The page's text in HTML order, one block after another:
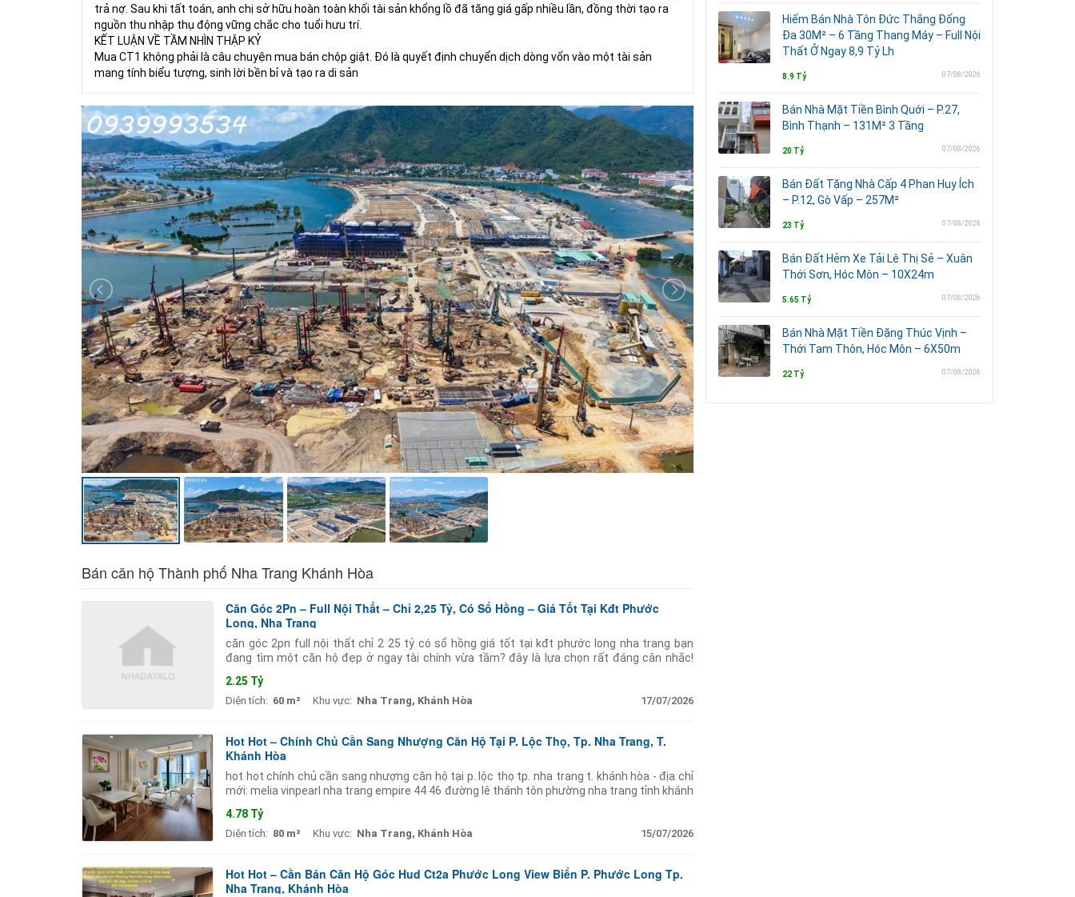
trả nợ. Sau khi tất toán, anh chị sở hữu hoàn toàn khối tài sản khổng lồ đã tăng giá gấp nhiều lần, đồng thời tạo ra
nguồn thu nhập thụ động vững chắc cho tuổi hưu trí.
KẾT LUẬN VỀ TẦM NHÌN THẬP KỶ
Mua CT1 không phải là câu chuyện mua bán chộp giật. Đó là quyết định chuyển dịch dòng vốn vào một tài sản
mang tính biểu tượng, sinh lời bền bỉ và tạo ra di sản
Bán căn hộ Thành phố Nha Trang Khánh Hòa
Căn Góc 2Pn – Full Nội Thất – Chỉ 2,25 Tỷ, Có Sổ Hồng – Giá Tốt Tại Kđt Phước
Long, Nha Trang
căn góc 2pn full nội thất chỉ 2 25 tỷ có sổ hồng giá tốt tại kđt phước long nha trang bạn
đang tìm một căn hộ đẹp ở ngay tài chính vừa tầm? đây là lựa chọn rất đáng cân nhắc!
2.25 Tỷ
Diện tích: 60 m² Khu vực: Nha Trang, Khánh Hòa 17/07/2026
Hot Hot – Chính Chủ Cần Sang Nhượng Căn Hộ Tại P. Lộc Thọ, Tp. Nha Trang, T.
Khánh Hòa
hot hot chính chủ cần sang nhượng căn hộ tại p. lộc thọ tp. nha trang t. khánh hòa - địa chỉ
mới: melia vinpearl nha trang empire 44 46 đường lê thánh tôn phường nha trang tỉnh khánh
4.78 Tỷ
Diện tích: 80 m² Khu vực: Nha Trang, Khánh Hòa 15/07/2026
Hot Hot – Cần Bán Căn Hộ Góc Hud Ct2a Phước Long View Biển P. Phước Long Tp.
Nha Trang, Khánh Hòa
Hiếm Bán Nhà Tôn Đức Thắng Đống
Đa 30M² – 6 Tầng Thang Máy – Full Nội
Thất Ở Ngay 8,9 Tỷ Lh
8.9 Tỷ 07/08/2026
Bán Nhà Mặt Tiền Bình Quới – P.27,
Bình Thạnh – 131M² 3 Tầng
20 Tỷ 07/08/2026
Bán Đất Tặng Nhà Cấp 4 Phan Huy Ích
– P.12, Gò Vấp – 257M²
23 Tỷ 07/08/2026
Bán Đất Hẻm Xe Tải Lê Thị Sẻ – Xuân
Thới Sơn, Hóc Môn – 10X24m
5.65 Tỷ 07/08/2026
Bán Nhà Mặt Tiền Đặng Thúc Vịnh –
Thới Tam Thôn, Hóc Môn – 6X50m
22 Tỷ 07/08/2026